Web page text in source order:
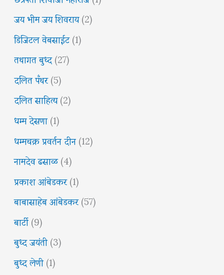
जय भीम जय शिवराय(2)
डिजिटल वेबसाईट(1)
तथागत बुध्द(27)
दलित पँथर(5)
दलित साहित्य(2)
धम्म देसणा(1)
धम्मचक्र प्रवर्तन दीन(12)
नामदेव ढसाळ(4)
प्रकाश आंबेडकर(1)
बाबासाहेब आंबेडकर(57)
बार्टी(9)
बुध्द जयंती(3)
बुध्द लेणी(1)